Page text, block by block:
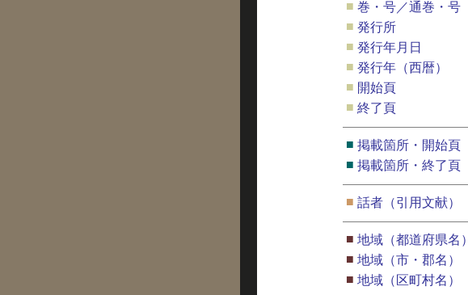
■ 巻・号／通巻・号
■ 発行所
■ 発行年月日
■ 発行年（西暦）
■ 開始頁
■ 終了頁
■ 掲載箇所・開始頁
■ 掲載箇所・終了頁
■ 話者（引用文献）
■ 地域（都道府県名）
■ 地域（市・郡名）
■ 地域（区町村名）